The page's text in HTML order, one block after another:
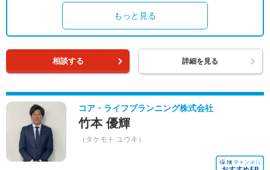
もっと見る
相談する 詳細を見る
コア・ライフプランニング株式会社
竹本 優輝
（タケモト ユウキ）